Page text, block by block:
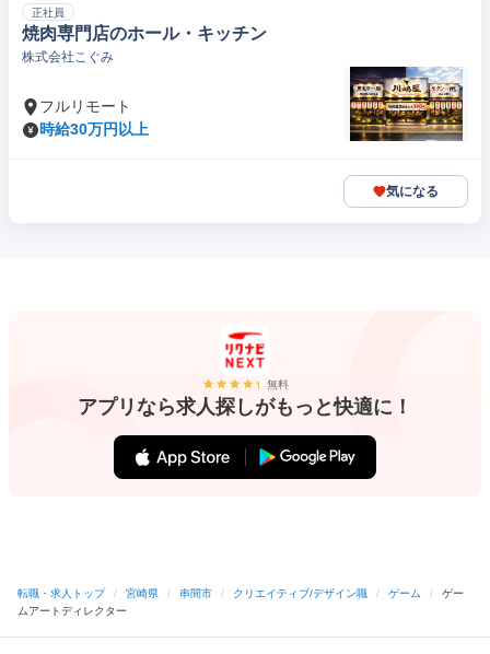
正社員
焼肉専門店のホール・キッチン
株式会社こぐみ
フルリモート
時給30万円以上
気になる
無料
アプリなら求人探しがもっと快適に！
転職・求人トップ / 宮崎県 / 串間市 / クリエイティブ/デザイン職 / ゲーム /
ゲー
ムアートディレクター